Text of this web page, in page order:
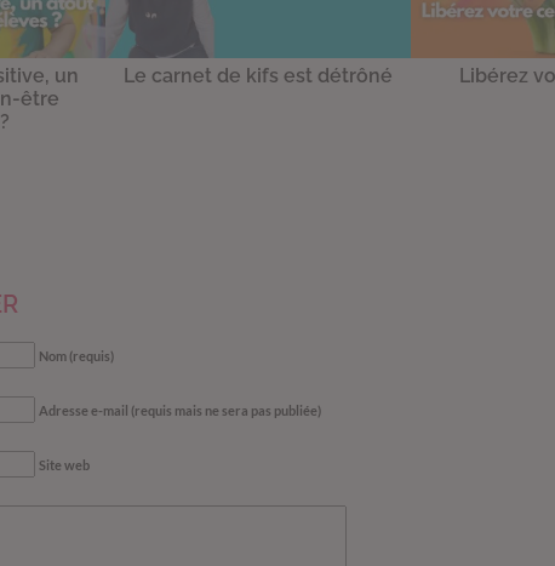
un
être
Le carnet de kifs est détrôné Libérez
Nom (requis)
Adresse e-mail (requis mais ne sera pas publiée)
Site web